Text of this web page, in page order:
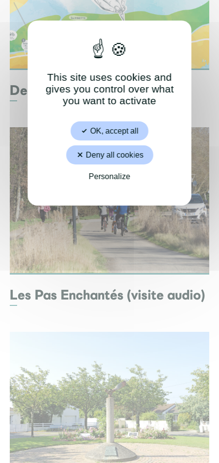
Dessinez les îles
Les Pas Enchantés (visite audio)
This site uses cookies and
gives you control over what
you want to activate
OK, accept all
Deny all cookies
Personalize